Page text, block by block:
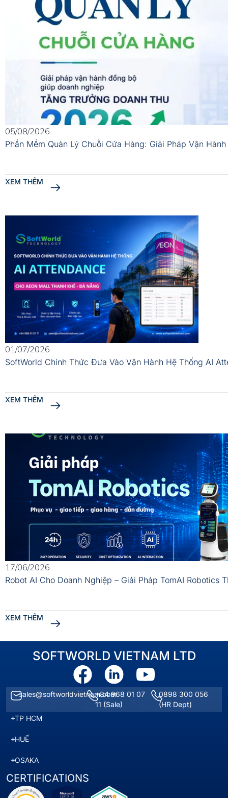
05/08/2026
Phần Mềm Quản Lý Chuỗi Cửa Hàng: Giải Pháp Vận
XEM THÊM
01/07/2026
SoftWorld Chính Thức Đưa Vào Vận Hành Hệ Thống AI
XEM THÊM
17/06/2026
Robot AI Cho Doanh Nghiệp – Giải Pháp TomAI Robotics
XEM THÊM
SOFTWORLD VIETNAM LTD
sales@softworldvietnam.com+84 968 01 07
11 (Sale)
0898 300 056
(HR Dept)
TP HCM
HUẾ
OSAKA
CERTIFICATIONS